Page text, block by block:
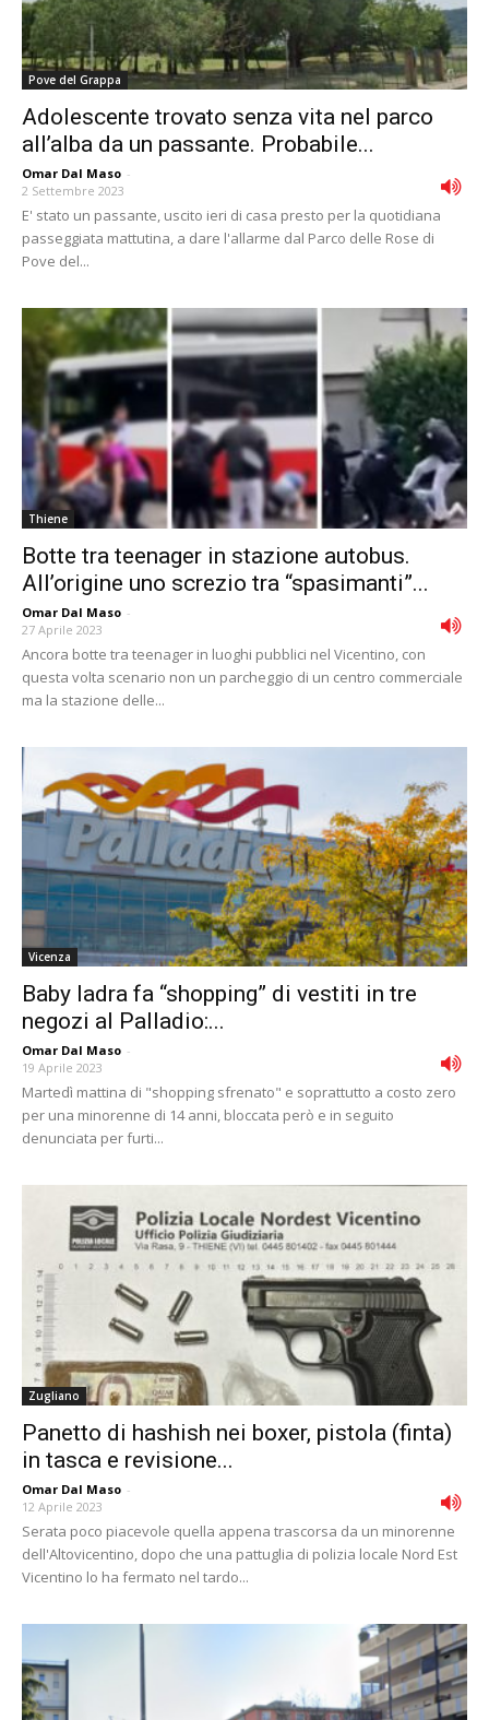
Pove del Grappa
Adolescente trovato senza vita nel parco
all’alba da un passante. Probabile...
Omar Dal Maso -
2 Settembre 2023
E' stato un passante, uscito ieri di casa presto per la quotidiana
passeggiata mattutina, a dare l'allarme dal Parco delle Rose di
Pove del...
Thiene
Botte tra teenager in stazione autobus.
All’origine uno screzio tra “spasimanti”...
Omar Dal Maso -
27 Aprile 2023
Ancora botte tra teenager in luoghi pubblici nel Vicentino, con
questa volta scenario non un parcheggio di un centro commerciale
ma la stazione delle...
Vicenza
Baby ladra fa “shopping” di vestiti in tre
negozi al Palladio:...
Omar Dal Maso -
19 Aprile 2023
Martedì mattina di "shopping sfrenato" e soprattutto a costo zero
per una minorenne di 14 anni, bloccata però e in seguito
denunciata per furti...
Zugliano
Panetto di hashish nei boxer, pistola (finta)
in tasca e revisione...
Omar Dal Maso -
12 Aprile 2023
Serata poco piacevole quella appena trascorsa da un minorenne
dell'Altovicentino, dopo che una pattuglia di polizia locale Nord Est
Vicentino lo ha fermato nel tardo...